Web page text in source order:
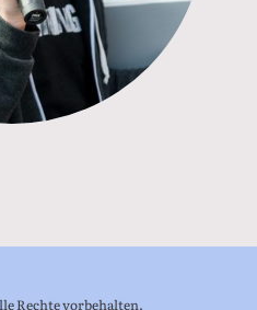
Rechte vorbehalten.